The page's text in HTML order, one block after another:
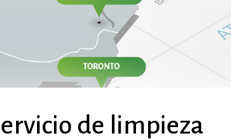
de limpieza